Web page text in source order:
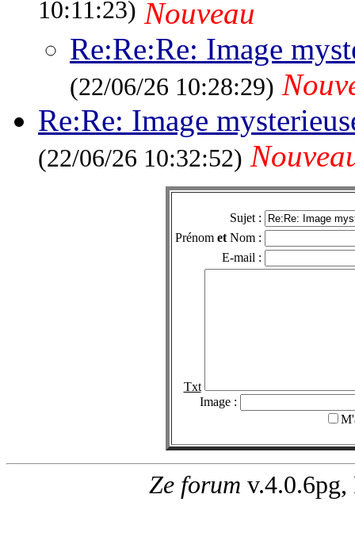
10:11:23) Nouveau
Re:Re:Re: Image
(22/06/26 10:28:29)
Re:Re: Image
(22/06/26 10:32:52)
Sujet :
Prénom et Nom :
E-mail :
Txt
Image :
Ze forum